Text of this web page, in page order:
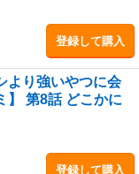
登録して購入
より強いやつに会
】 第8話 どこかに
登録して購入